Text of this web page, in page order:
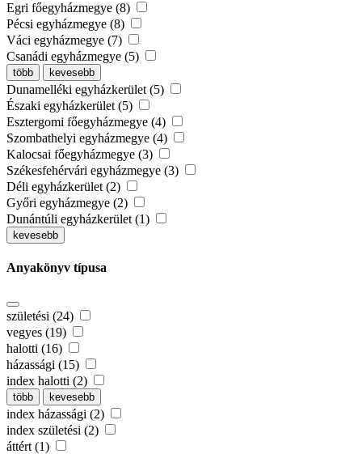
Egri főegyházmegye (8)
Pécsi egyházmegye (8)
Váci egyházmegye (7)
Csanádi egyházmegye (5)
több kevesebb
Dunamelléki egyházkerület (5)
Északi egyházkerület (5)
Esztergomi főegyházmegye (4)
Szombathelyi egyházmegye (4)
Kalocsai főegyházmegye (3)
Székesfehérvári egyházmegye (3)
Déli egyházkerület (2)
Győri egyházmegye (2)
Dunántúli egyházkerület (1)
kevesebb
Anyakönyv típusa
születési (24)
vegyes (19)
halotti (16)
házassági (15)
index halotti (2)
több kevesebb
index házassági (2)
index születési (2)
áttért (1)